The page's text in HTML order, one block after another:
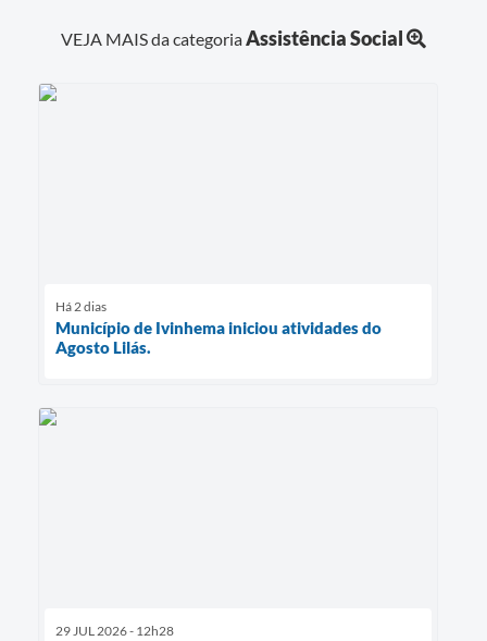
VEJA MAIS da categoriaAssistência Social
Há 2 dias
Município de Ivinhema iniciou atividades do
Agosto Lilás.
29 JUL 2026 - 12h28